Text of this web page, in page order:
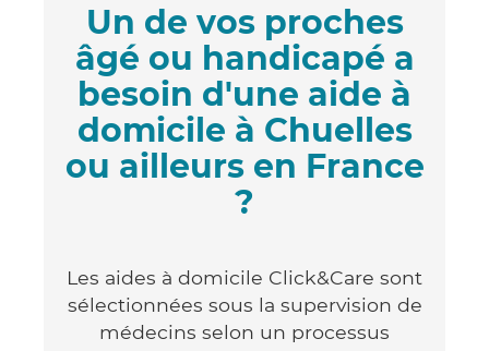
Un de vos proches
âgé ou handicapé a
besoin d'une aide à
domicile à Chuelles
ou ailleurs en France
?
Les aides à domicile Click&Care sont
sélectionnées sous la supervision de
médecins selon un processus